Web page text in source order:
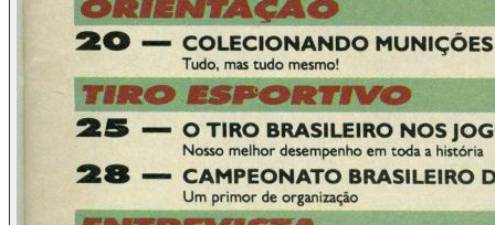
RENAR, Registro Nacional de Armas, e com o Sr. Pantaleon
P. Kotelchuk, especialista em armas do mesmo órgão, os
quais gentilmente nos presentearam com um exemplar da
legislação de armas da Argentina, a qual começa por definir
os vários tipos e a classificar aqueles que podem ser
chamados de seus legítimos usuários.
O livreto expõe e comenta a Lei nº 20.429, de 21 de maio de
1973, regulamentada pelos decretos nº 4.693 da mesma
data e nº 395 de 20 de fevereiro de 1975, cujos pontos
importantes destacamos: